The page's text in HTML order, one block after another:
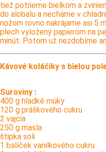
tiež potrieme bielkom a
do alobalu a necháme v
nožom rovno nakrájame asi 5
plech vyložený papierom na
minút. Potom už nezdobíme
Kávové koláčiky s bielou
Suroviny :
400 g hladké múky
120 g práškového cukru
2 vajcia
250 g masla
štipka soli
1 balíček vanilkového cukru